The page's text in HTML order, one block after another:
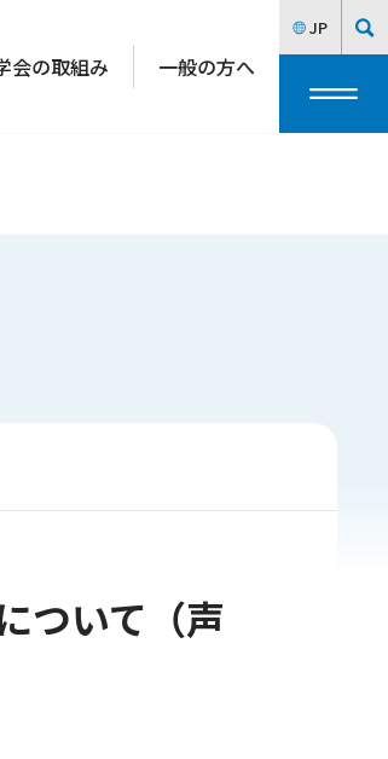
会の取組み 一般の方へ
JP
ついて（声